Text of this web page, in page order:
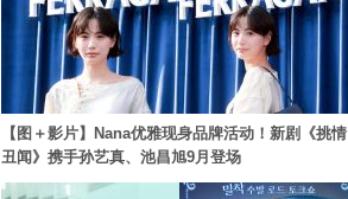
【图＋影片】Nana优雅现身品牌活动！新剧《挑情
丑闻》携手孙艺真、池昌旭9月登场